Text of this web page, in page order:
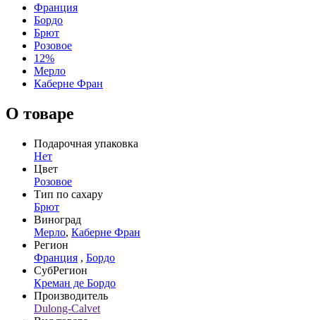
Франция
Бордо
Брют
Розовое
12%
Мерло
Каберне Фран
О товаре
Подарочная упаковка
Нет
Цвет
Розовое
Тип по сахару
Брют
Виноград
Мерло, Каберне Фран
Регион
Франция , Бордо
СубРегион
Креман де Бордо
Производитель
Dulong-Calvet